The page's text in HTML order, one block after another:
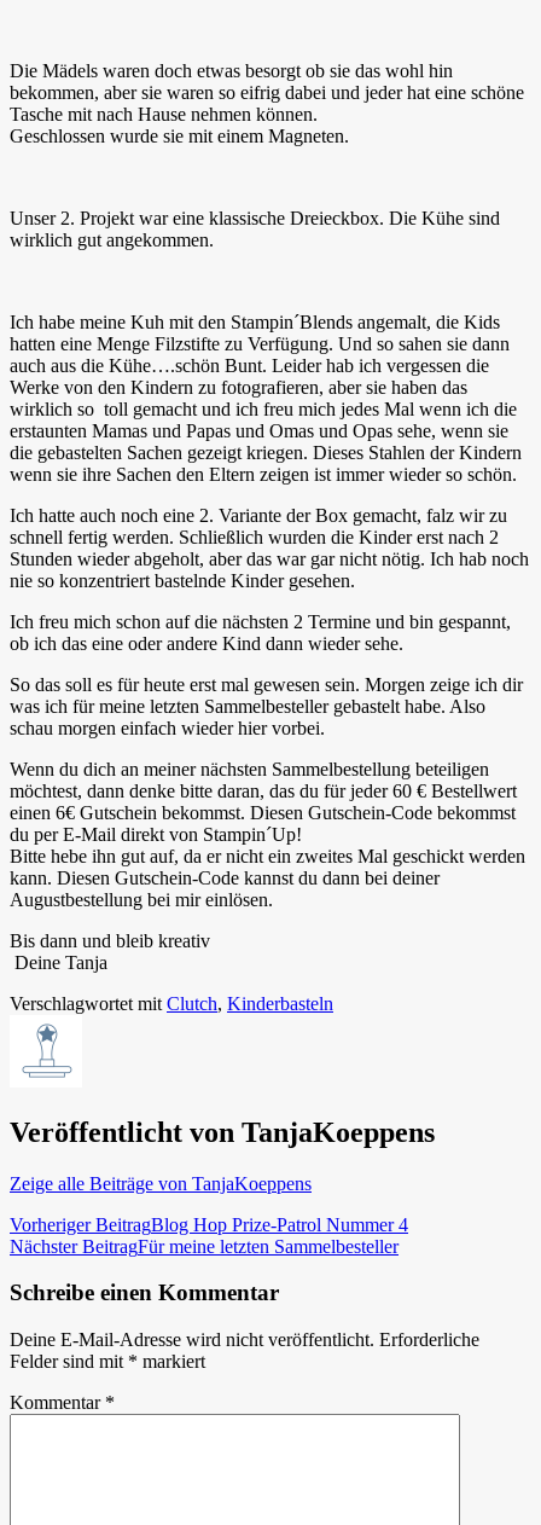
Die Mädels waren doch etwas besorgt ob sie das wohl hin
bekommen, aber sie waren so eifrig dabei und jeder hat eine schöne
Tasche mit nach Hause nehmen können.
Geschlossen wurde sie mit einem Magneten.
Unser 2. Projekt war eine klassische Dreieckbox. Die Kühe sind
wirklich gut angekommen.
Ich habe meine Kuh mit den Stampin´Blends angemalt, die Kids
hatten eine Menge Filzstifte zu Verfügung. Und so sahen sie dann
auch aus die Kühe….schön Bunt. Leider hab ich vergessen die
Werke von den Kindern zu fotografieren, aber sie haben das
wirklich so toll gemacht und ich freu mich jedes Mal wenn ich die
erstaunten Mamas und Papas und Omas und Opas sehe, wenn sie
die gebastelten Sachen gezeigt kriegen. Dieses Stahlen der Kindern
wenn sie ihre Sachen den Eltern zeigen ist immer wieder so schön.
Ich hatte auch noch eine 2. Variante der Box gemacht, falz wir zu
schnell fertig werden. Schließlich wurden die Kinder erst nach 2
Stunden wieder abgeholt, aber das war gar nicht nötig. Ich hab noch
nie so konzentriert bastelnde Kinder gesehen.
Ich freu mich schon auf die nächsten 2 Termine und bin gespannt,
ob ich das eine oder andere Kind dann wieder sehe.
So das soll es für heute erst mal gewesen sein. Morgen zeige ich dir
was ich für meine letzten Sammelbesteller gebastelt habe. Also
schau morgen einfach wieder hier vorbei.
Wenn du dich an meiner nächsten Sammelbestellung beteiligen
möchtest, dann denke bitte daran, das du für jeder 60 € Bestellwert
einen 6€ Gutschein bekommst. Diesen Gutschein-Code bekommst
du per E-Mail direkt von Stampin´Up!
Bitte hebe ihn gut auf, da er nicht ein zweites Mal geschickt werden
kann. Diesen Gutschein-Code kannst du dann bei deiner
Augustbestellung bei mir einlösen.
Bis dann und bleib kreativ
Deine Tanja
Verschlagwortet mit Clutch, Kinderbasteln
Veröffentlicht von TanjaKoeppens
Zeige alle Beiträge von TanjaKoeppens
Beitragsnavigation
Vorheriger BeitragBlog Hop Prize-Patrol Nummer 4
Nächster BeitragFür meine letzten Sammelbesteller
Schreibe einen Kommentar
Deine E-Mail-Adresse wird nicht veröffentlicht. Erforderliche
Felder sind mit * markiert
Kommentar *